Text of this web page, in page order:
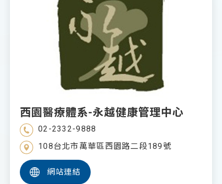
西園醫療體系-永越健康管理中心
02-2332-9888
108台北市萬華區西園路二段189號
網站連結